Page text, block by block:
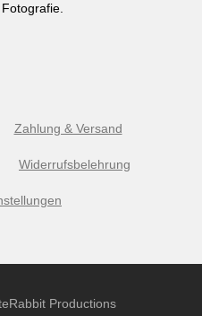
Zahlung & Versand
Widerrufsbelehrung
Productions